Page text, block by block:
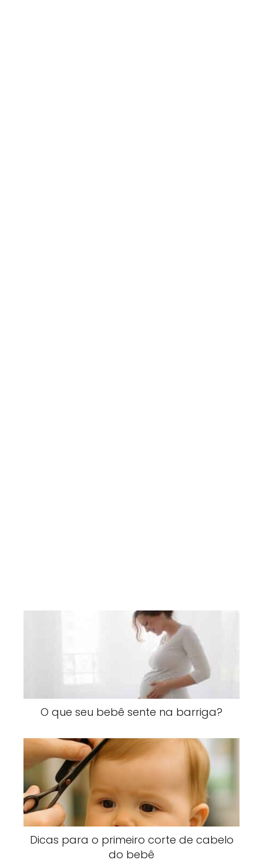
O que seu bebê sente na barriga?
Dicas para o primeiro corte de cabelo
do bebê